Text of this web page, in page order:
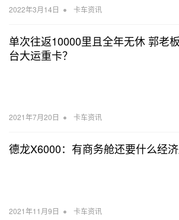
2022年3月14日 • 卡车资讯
单次往返10000里且全年无休 郭老
台大运重卡？
2021年7月20日 • 卡车资讯
德龙X6000：有商务舱还要什么经济
2021年11月9日 • 卡车资讯